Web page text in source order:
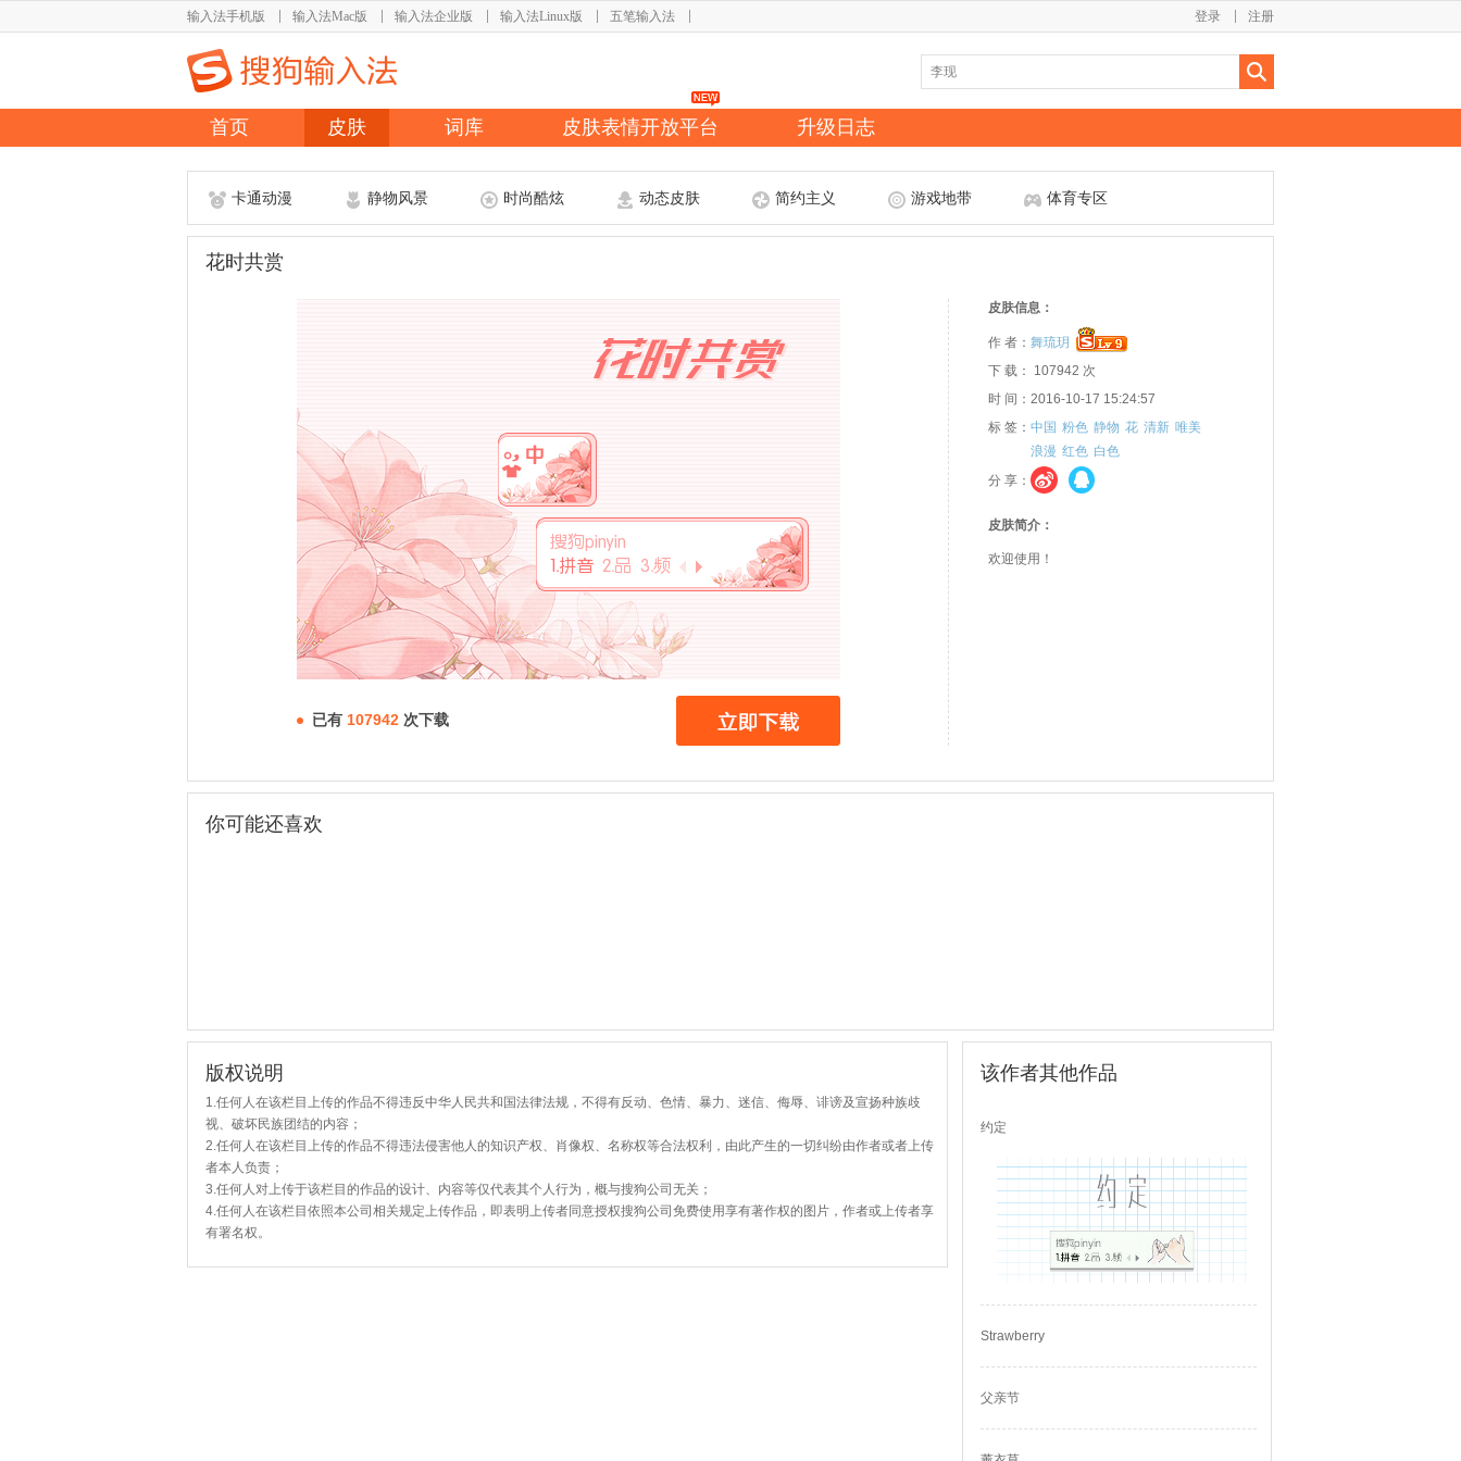
输入法手机版 输入法Mac版 输入法企业版 输入法Linux版 五笔输入法 注册
登录
首页 皮肤 词库 皮肤表情开放平台 升级日志
卡通动漫 静物风景 时尚酷炫 动态皮肤 简约主义 游戏地带 体育专区
花时共赏
已有 107942 次下载
皮肤信息：
作 者： 舞琉玥
下 载： 107942 次
时 间：2016-10-17 15:24:57
标 签： 中国 粉色 静物 花 清新 唯美
浪漫 红色 白色
分 享：
皮肤简介：
欢迎使用！
你可能还喜欢
版权说明
1.任何人在该栏目上传的作品不得违反中华人民共和国法律法规，不得有反动、色情、暴力、迷信、侮辱、诽谤及宣扬种族歧
视、破坏民族团结的内容；
2.任何人在该栏目上传的作品不得违法侵害他人的知识产权、肖像权、名称权等合法权利，由此产生的一切纠纷由作者或者上传
者本人负责；
3.任何人对上传于该栏目的作品的设计、内容等仅代表其个人行为，概与搜狗公司无关；
4.任何人在该栏目依照本公司相关规定上传作品，即表明上传者同意授权搜狗公司免费使用享有著作权的图片，作者或上传者享
有署名权。
该作者其他作品
约定
Strawberry
父亲节